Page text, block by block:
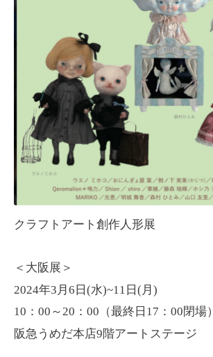
クラフトアート創作人形展
＜大阪展＞
2024年3月6日(水)~11日(月)
10：00～20：00（最終日17：00閉場）
阪急うめだ本店9階アートステージ